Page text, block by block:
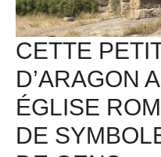
CETTE
D’ARAGON
ÉGLISE
DE